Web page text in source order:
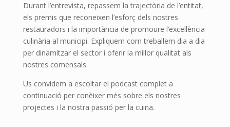
Durant l’entrevista, repassem la trajectòria de l’entitat,
els premis que reconeixen l’esforç dels nostres
restauradors i la importància de promoure l’excel·lència
culinària al municipi. Expliquem com treballem dia a dia
per dinamitzar el sector i oferir la millor qualitat als
nostres comensals.
Us convidem a escoltar el podcast complet a
continuació per conèixer més sobre els nostres
projectes i la nostra passió per la cuina.